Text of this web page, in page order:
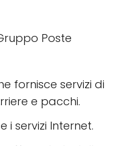
Poste
fornisce servizi di
e pacchi.
i servizi Internet.